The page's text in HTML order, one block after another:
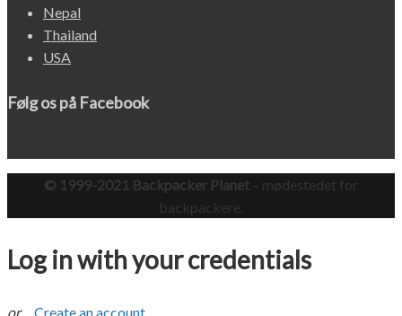
Nepal
Thailand
USA
Følg os på Facebook
© 1999-2021 Backpacker Planet – mødestedet for
backpackere.
Log in with your credentials
or Create an account